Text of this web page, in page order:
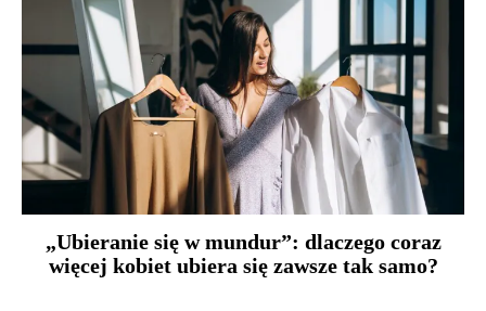
„Ubieranie się w mundur”: dlaczego coraz
więcej kobiet ubiera się zawsze tak samo?